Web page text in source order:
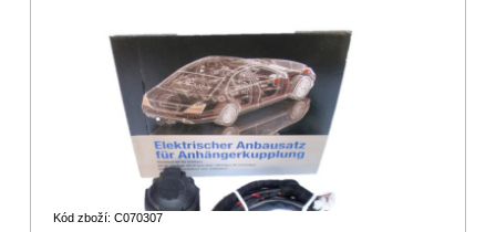
Kód zboží: C070307